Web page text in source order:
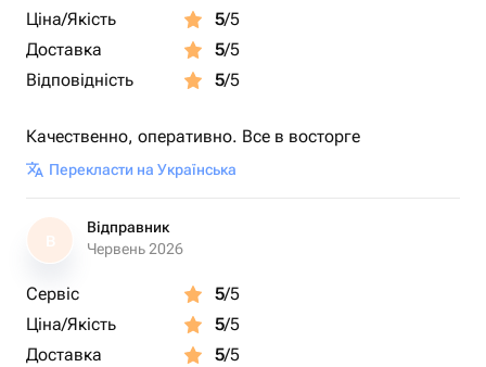
Ціна/Якість 5/5
Доставка
5/5
Відповідність
5/5
Качественно, оперативно. Все в восторге
Перекласти на Українська
В
Відправник
Червень 2026
Сервіс 5/5
Ціна/Якість
5/5
Доставка
5/5